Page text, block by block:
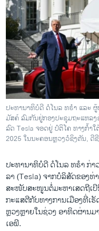
ຊີວິດຊາວລາວ
ຊຸມຊົນຊາວລາວ
ວິທະຍາສາດ-ເທັກໂນໂລຈີ
ທຸລະກິດ
ພາສາອັງກິດ
ວີດີໂອ
ສຽງ
ລາຍການກະຈາຍສຽງ
ຕິດຕາມພວກເຮົາ ທີ່
ພາສາຕ່າງໆ
ປະທານາທິບໍດີ ດໍໂນລ ທຣຳ ແລະ
ມັສຄ໌ ລົມກັນຢູ່ກອງປະຊຸມຖະແຫລງ
ລົດ Tesla ຈອດຢູ່ ປໍຕິໂຄ ທາງກ້ຳ
2025 ໃນນະຄອນຫຼວງວໍຊິງຕັນ, ດີ
ປະທານາທິບໍດີ ດໍໂນລ ທຣຳ ກ່
ລາ (Tesla) ຈາກບໍລິສັດຂອງ
ສະໜັບສະໜູນຕໍ່ມະຫາເສດຖີເ
ກະແສຕີກັບທາງການເມືອງທີ່ເ
ຫຼວງຫຼາຍໃນຊ່ວງ ອາທິດຜ່ານມ
ເອພີ.